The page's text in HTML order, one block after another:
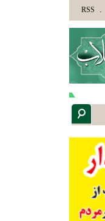
را میشنوند و سپس .
RSS